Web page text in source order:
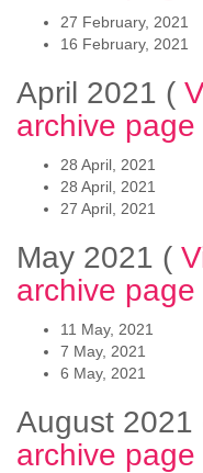
27 February, 2021
16 February, 2021
April 2021 (
archive page
28 April, 2021
28 April, 2021
27 April, 2021
May 2021 (
archive page
11 May, 2021
7 May, 2021
6 May, 2021
August 2021
archive page